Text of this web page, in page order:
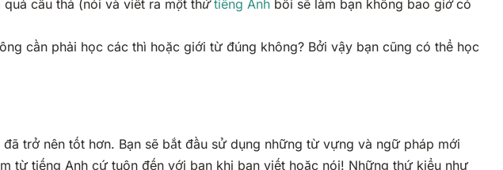
cẩu thả (nói và viết ra một thứtiếng Anh bồi sẽ làm bạn không bao giờ có
cần phải học các thì hoặc giới từ đúng không? Bởi vậy bạn cũng có thể học
trở nên tốt hơn. Bạn sẽ bắt đầu sử dụng những từ vựng và ngữ pháp mới
từ tiếng Anh cứ tuôn đến với bạn khi bạn viết hoặc nói! Những thứ kiểu như